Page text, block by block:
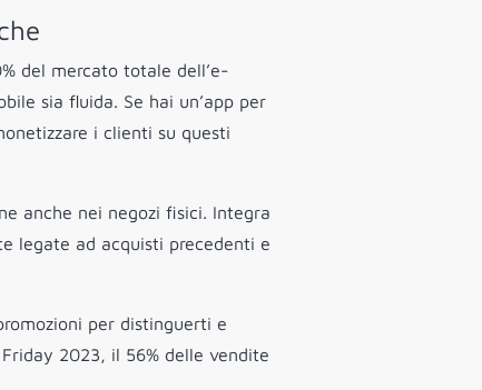
del mercato totale dell’e-
sia fluida. Se hai un’app per
i clienti su questi
anche nei negozi fisici. Integra
legate ad acquisti precedenti e
per distinguerti e
2023, il 56% delle vendite